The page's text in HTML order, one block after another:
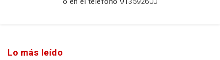
Lo más leído